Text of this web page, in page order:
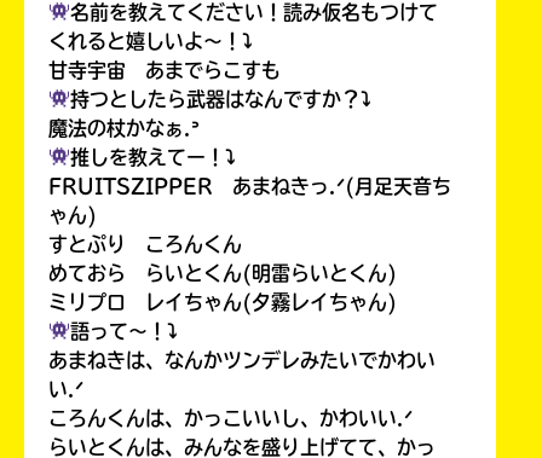
名前を教えてください！読み仮名もつけて
くれると嬉しいよ〜！⤵︎
甘寺宇宙 あまでらこすも
持つとしたら武器はなんですか？⤵︎
魔法の杖かなぁ.ᐣ
推しを教えてー！⤵︎
FRUITSZIPPER あまねきっ.ᐟ(月足天音ち
ゃん)
すとぷり ころんくん
めておら らいとくん(明雷らいとくん)
ミリプロ レイちゃん(夕霧レイちゃん)
語って〜！⤵︎
あまねきは、なんかツンデレみたいでかわい
い.ᐟ
ころんくんは、かっこいいし、かわいい.ᐟ
らいとくんは、みんなを盛り上げてて、かっ